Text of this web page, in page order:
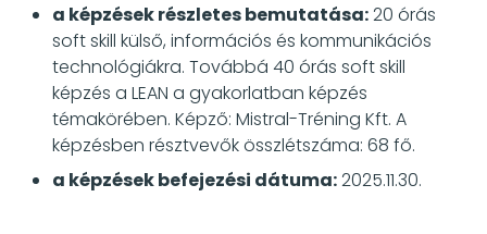
a képzések részletes bemutatása:20 órás
soft skill külső, információs és kommunikációs
technológiákra. Továbbá 40 órás soft skill
képzés a LEAN a gyakorlatban képzés
témakörében. Képző: Mistral-Tréning Kft. A
képzésben résztvevők összlétszáma: 68 fő.
a képzések befejezési dátuma:2025.11.30.